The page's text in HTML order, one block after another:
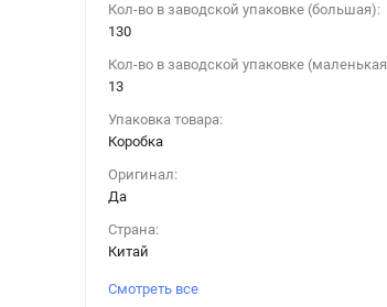
Кол-во в заводской упаковке (большая):
130
Кол-во в заводской упаковке
13
Упаковка товара:
Коробка
Оригинал:
Да
Страна:
Китай
Смотреть все